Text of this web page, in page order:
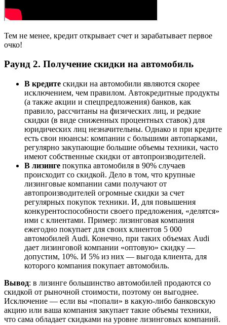
Тем не менее, кредит открывает счет и зарабатывает первое
очко!
Раунд 2. Получение скидки на автомобиль
В кредите скидки на автомобили являются скорее
исключением, чем правилом. Автокредитные продукты
(а также акции и спецпредложения) банков, как
правило, рассчитаны на физических лиц, и редкие
скидки (в виде сниженных процентных ставок) для
юридических лиц незначительны. Однако и при кредите
есть свои нюансы: компании с большими автопарками,
регулярно закупающие большие объемы техники, часто
имеют собственные скидки от автопроизводителей.
В лизинге покупка автомобиля в 90% случаев
происходит со скидкой. Дело в том, что крупные
лизинговые компании сами получают от
автопроизводителей огромные скидки за счет
регулярных покупок техники. И, для повышения
конкурентоспособности своего предложения, «делятся»
ими с клиентами. Пример: лизинговая компания
ежегодно покупает для своих клиентов 5 000
автомобилей Audi. Конечно, при таких объемах Audi
дает лизинговой компании «оптовую» скидку —
допустим, 10%. И 5% из них — выгода клиента, для
которого компания покупает автомобиль.
Вывод: в лизинге большинство автомобилей продаются со
скидкой от рыночной стоимости, поэтому он выгоднее.
Исключение — если вы «попали» в какую-либо банковскую
акцию или ваша компания закупает такие объемы техники,
что сама обладает скидками на уровне лизинговых компаний.